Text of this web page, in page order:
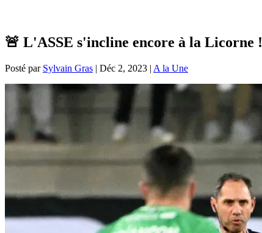
🚨 L'ASSE s'incline encore à la Licorne !
Posté par Sylvain Gras | Déc 2, 2023 | A la Une